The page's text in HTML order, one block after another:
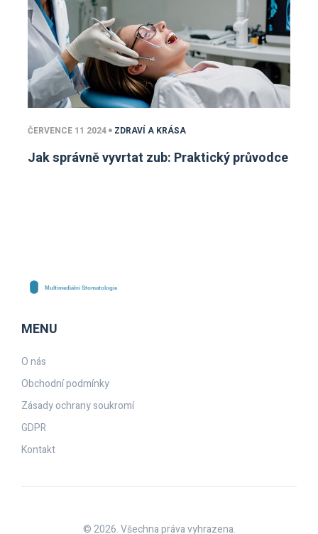
ČERVENCE 11 2024 ZDRAVÍ A KRÁSA
Jak správně vyvrtat zub: Praktický průvodce
MENU
O nás
Obchodní podmínky
Zásady ochrany soukromí
GDPR
Kontakt
© 2026. Všechna práva vyhrazena.